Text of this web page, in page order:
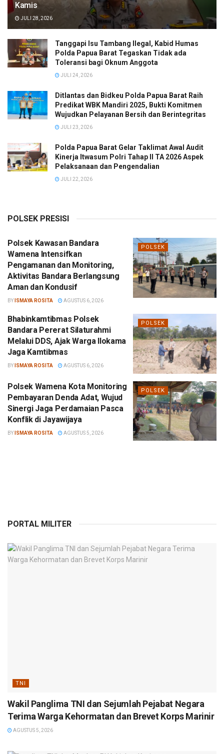
Kamis
JULI 28, 2026
Tanggapi Isu Tambang Ilegal, Kabid Humas
Polda Papua Barat Tegaskan Tidak ada
Toleransi bagi Oknum Anggota
JULI 24, 2026
Ditlantas dan Bidkeu Polda Papua Barat Raih
Predikat WBK Mandiri 2025, Bukti Komitmen
Wujudkan Pelayanan Bersih dan Berintegritas
JULI 23, 2026
Polda Papua Barat Gelar Taklimat Awal Audit
Kinerja Itwasum Polri Tahap II TA 2026 Aspek
Pelaksanaan dan Pengendalian
JULI 22, 2026
POLSEK PRESISI
POLSEK
Polsek Kawasan Bandara
Wamena Intensifkan
Pengamanan dan Monitoring,
Aktivitas Bandara Berlangsung
Aman dan Kondusif
BY ISMAYA ROSITA AGUSTUS 6, 2026
POLSEK
Bhabinkamtibmas Polsek
Bandara Pererat Silaturahmi
Melalui DDS, Ajak Warga Ilokama
Jaga Kamtibmas
BY ISMAYA ROSITA AGUSTUS 6, 2026
POLSEK
Polsek Wamena Kota Monitoring
Pembayaran Denda Adat, Wujud
Sinergi Jaga Perdamaian Pasca
Konflik di Jayawijaya
BY ISMAYA ROSITA AGUSTUS 5, 2026
PORTAL MILITER
TNI
Wakil Panglima TNI dan Sejumlah Pejabat Negara
Terima Warga Kehormatan dan Brevet Korps Marinir
AGUSTUS 5, 2026